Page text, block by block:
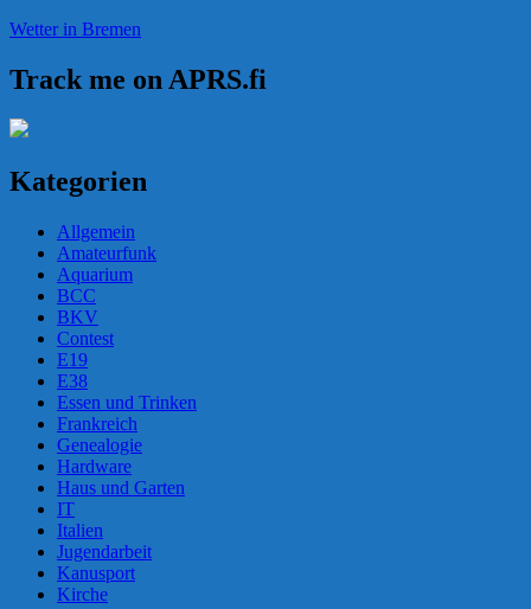
Wetter in Bremen
Track me on APRS.fi
Kategorien
Allgemein
Amateurfunk
Aquarium
BCC
BKV
Contest
E19
E38
Essen und Trinken
Frankreich
Genealogie
Hardware
Haus und Garten
IT
Italien
Jugendarbeit
Kanusport
Kirche